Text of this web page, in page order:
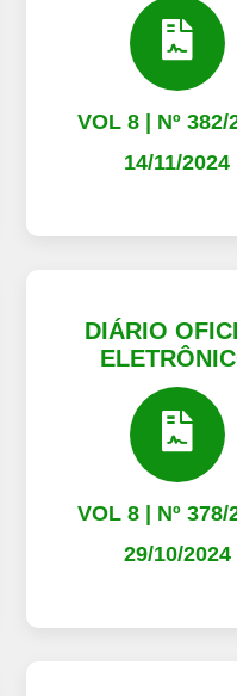
VOL 8 | Nº 382/
14/11/2024
DIÁRIO
VOL 8 | Nº 378/
29/10/2024